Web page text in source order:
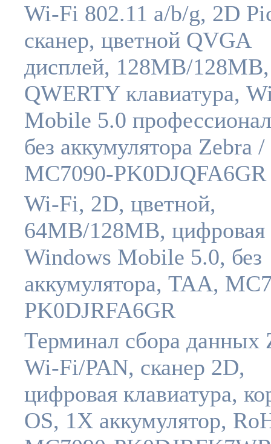
Wi-Fi 802.11 a/b/g, 2D
сканер, цветной QVGA
дисплей, 128MB/128MB,
QWERTY клавиатура,
Mobile 5.0
без аккумулятора Zebra /
MC7090-PK0DJQFA6GR
Wi-Fi, 2D, цветной,
64MB/128MB, цифровая
Windows Mobile 5.0, без
аккумулятора, TAA,
PK0DJRFA6GR
Терминал сбора данных
Wi-Fi/PAN, сканер 2D,
цифровая клавиатура,
OS, 1X аккумулятор,